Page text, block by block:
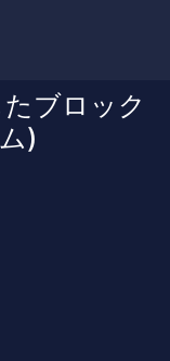
ブロック
)